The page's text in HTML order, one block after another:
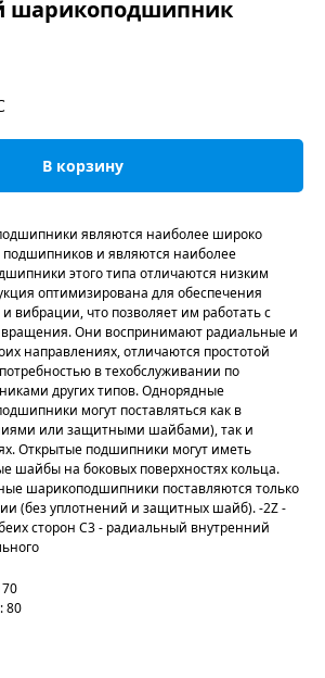
шарикоподшипник
В корзину
являются наиболее широко
и являются наиболее
этого типа отличаются низким
оптимизирована для обеспечения
вибрации, что позволяет им работать с
Они воспринимают радиальные и
направлениях, отличаются простотой
в техобслуживании по
других типов. Однорядные
могут поставляться как в
или защитными шайбами), так и
Открытые подшипники могут иметь
шайбы на боковых поверхностях кольца.
шарикоподшипники поставляются только
(без уплотнений и защитных шайб). -2Z -
сторон C3 - радиальный внутренний
80